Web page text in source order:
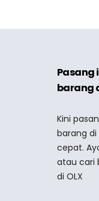
Pasang
barang
Kini
barang di
cepat.
atau cari
di OLX